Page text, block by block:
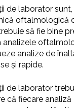
de laborator sunt,
oftalmologică
să fie bine
analize de
și rapide.
de laborator
că fiecare